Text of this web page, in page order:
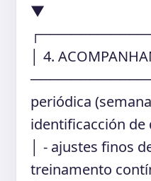
▼
│ 4.
periódica
identificacción de
│ - ajustes finos
treinamento